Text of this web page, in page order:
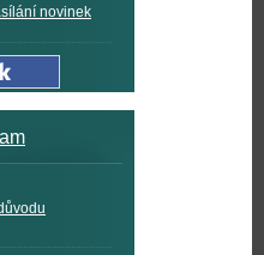
novinek